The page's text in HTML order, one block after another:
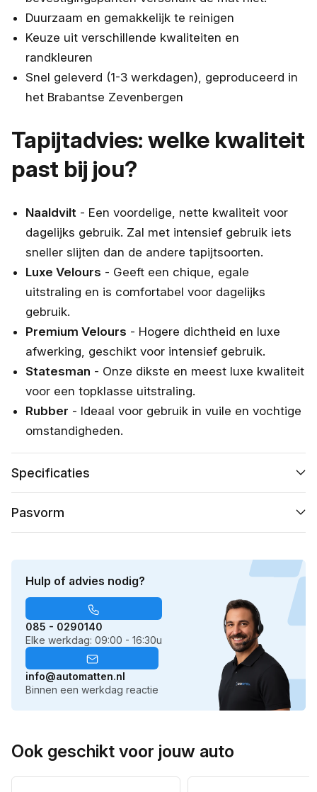
Duurzaam en gemakkelijk te reinigen
Keuze uit verschillende kwaliteiten en
randkleuren
Snel geleverd (1-3 werkdagen), geproduceerd in
het Brabantse Zevenbergen
Tapijtadvies: welke kwaliteit
past bij jou?
Naaldvilt - Een voordelige, nette kwaliteit voor
dagelijks gebruik. Zal met intensief gebruik iets
sneller slijten dan de andere tapijtsoorten.
Luxe Velours - Geeft een chique, egale
uitstraling en is comfortabel voor dagelijks
gebruik.
Premium Velours - Hogere dichtheid en luxe
afwerking, geschikt voor intensief gebruik.
Statesman - Onze dikste en meest luxe kwaliteit
voor een topklasse uitstraling.
Rubber - Ideaal voor gebruik in vuile en vochtige
omstandigheden.
Specificaties
Pasvorm
Hulp of advies nodig?
085 - 0290140
Elke werkdag: 09:00 - 16:30u
info@automatten.nl
Binnen een werkdag reactie
Ook geschikt voor jouw auto